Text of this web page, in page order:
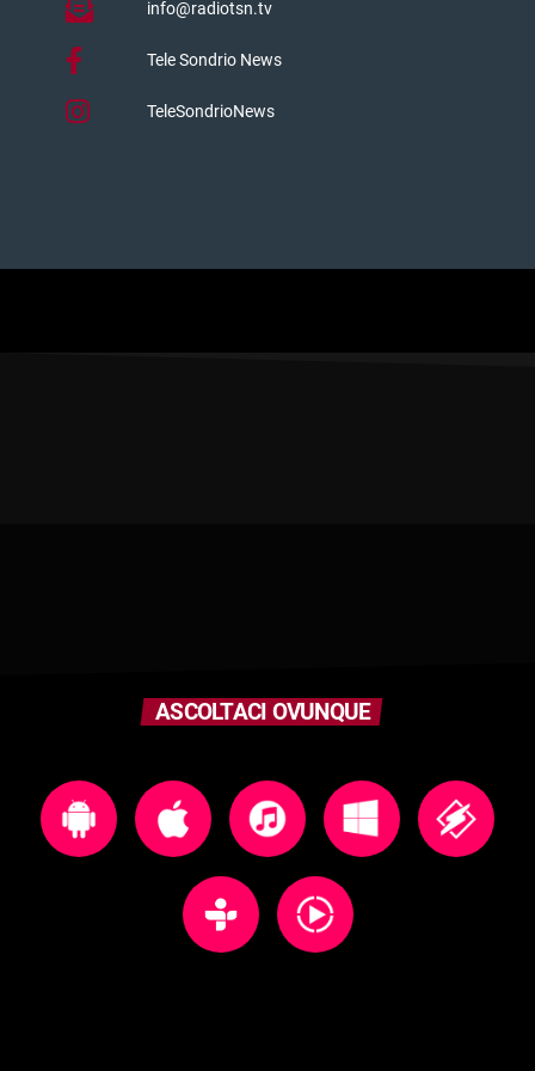
info@radiotsn.tv
Tele Sondrio News
TeleSondrioNews
ASCOLTACI OVUNQUE